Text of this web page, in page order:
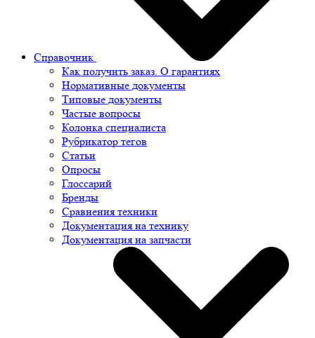
Справочник
Как получить заказ. О гарантиях
Нормативные документы
Типовые документы
Частые вопросы
Колонка специалиста
Рубрикатор тегов
Статьи
Опросы
Глоссарий
Бренды
Сравнения техники
Документация на технику
Документация на запчасти